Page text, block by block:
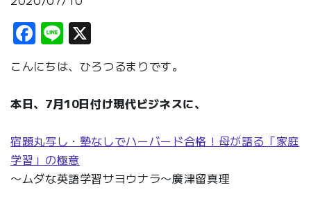
Facebook
Line
こんにちは、ひろつるまりです。
本日、7月10日付け現代ビジネスに、
宿題丸写し・塾なしでハーバード合格！母が語る「家庭
学習」の極意
〜ムダな英語学習サヨウナラ〜廣津留真理